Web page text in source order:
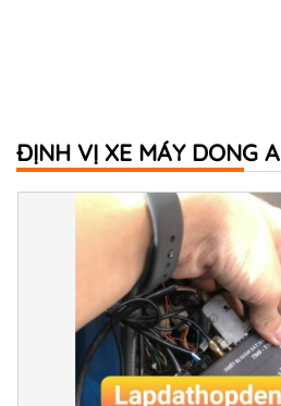
ĐỊNH VỊ XE MÁY DONG